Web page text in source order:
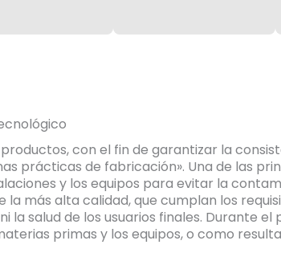
con el fin de garantizar la
prácticas de fabricación». Una de las
y los equipos para evitar la
más alta calidad, que cumplan los
salud de los usuarios finales. Durante
primas y los equipos, o como